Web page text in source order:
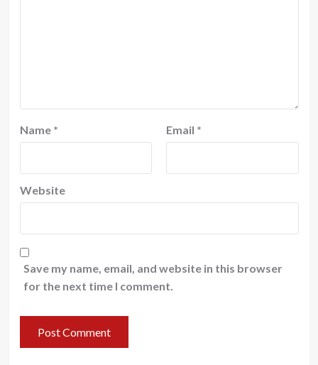
Name * Email *
Website
Save my name, email, and website in this browser
for the next time I comment.